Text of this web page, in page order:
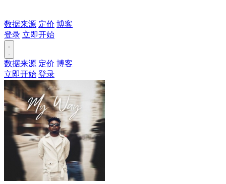
数据来源 定价 博客
登录 立即开始
数据来源 定价 博客
立即开始 登录